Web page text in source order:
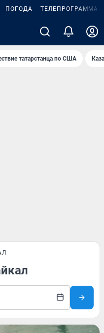
ПОГОДА ТЕЛЕПРОГРАММА
татарстанца по США